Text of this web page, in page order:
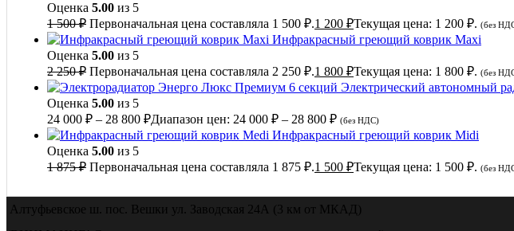
Оценка 5.00 из 5
1 500₽ Первоначальная цена составляла 1 500 ₽.1 200 ₽Текущая цена: 1 200 ₽. (без
Инфракрасный греющий коврик Maxi
Оценка 5.00 из 5
2 250₽ Первоначальная цена составляла 2 250 ₽.1 800 ₽Текущая цена: 1 800 ₽. (без
Электрический автономный
Оценка 5.00 из 5
24 000 ₽ – 28 800 ₽Диапазон цен: 24 000 ₽ – 28 800 ₽ (без НДС)
Инфракрасный греющий коврик Midi
Оценка 5.00 из 5
1 875₽ Первоначальная цена составляла 1 875 ₽.1 500 ₽Текущая цена: 1 500 ₽. (без
Алтуфьевское ш. пос. Вешки ул. Заводская 24А (3 км от МКАД)